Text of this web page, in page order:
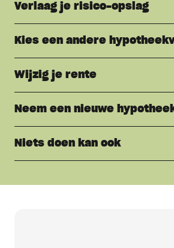
Verlaag je risico-opslag
Kies een andere
Wijzig je rente
Neem een nieuwe
Niets doen kan ook